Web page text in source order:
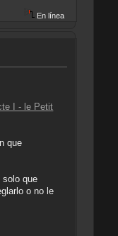
En línea
I - le Petit
que
solo que
o no le